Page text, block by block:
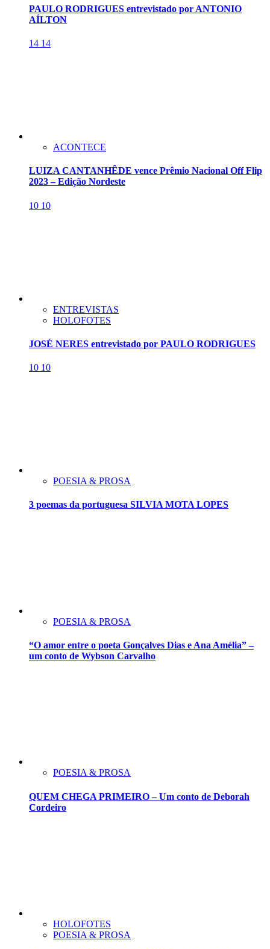
PAULO RODRIGUES entrevistado por ANTONIO
AÍLTON
14 14
ACONTECE
LUIZA CANTANHÊDE vence Prêmio Nacional Off Flip
2023 – Edição Nordeste
10 10
ENTREVISTAS
HOLOFOTES
JOSÉ NERES entrevistado por PAULO RODRIGUES
10 10
POESIA & PROSA
3 poemas da portuguesa SILVIA MOTA LOPES
POESIA & PROSA
“O amor entre o poeta Gonçalves Dias e Ana Amélia” –
um conto de Wybson Carvalho
POESIA & PROSA
QUEM CHEGA PRIMEIRO – Um conto de Deborah
Cordeiro
HOLOFOTES
POESIA & PROSA